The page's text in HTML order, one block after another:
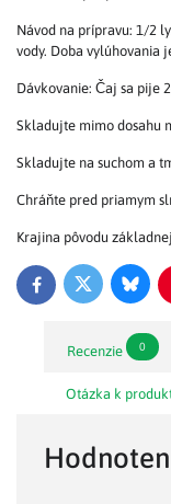
Návod na prípravu: 1/2
vody. Doba vylúhovania
Dávkovanie: Čaj sa pije
Skladujte mimo dosahu
Skladujte na suchom a
Chráňte pred priamym
Krajina pôvodu
FacebookTwitter
Recenzie 0
Otázka k